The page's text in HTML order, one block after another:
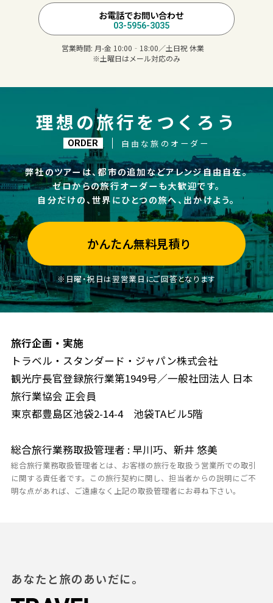
お電話でお問い合わせ
03-5956-3035
営業時間: 月-金 10:00‐18:00／土日祝 休業
※土曜日はメール対応のみ
理想の旅行をつくろう
ORDER 自由な旅のオーダー
弊社のツアーは、都市の追加などアレンジ自由自在。
ゼロからの旅行オーダーも大歓迎です。
自分だけの、世界にひとつの旅へ、出かけよう。
かんたん無料見積り
※日曜・祝日は翌営業日にご回答となります
旅行企画・実施
トラベル・スタンダード・ジャパン株式会社
観光庁長官登録旅行業第1949号／一般社団法人 日本
旅行業協会 正会員
東京都豊島区池袋2-14-4 池袋TAビル5階
総合旅行業務取扱管理者 : 早川巧、新井 悠美
総合旅行業務取扱管理者とは、お客様の旅行を取扱う営業所での取引
に関する責任者です。この旅行契約に関し、担当者からの説明にご不
明な点があれば、ご遠慮なく上記の取扱管理者にお尋ね下さい。
あなたと旅のあいだに。